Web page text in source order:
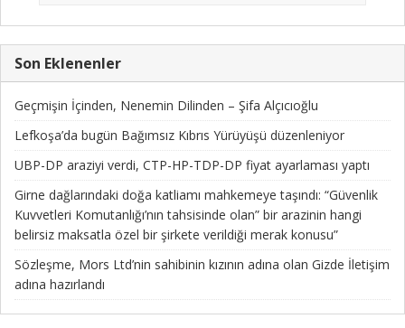
Son Eklenenler
Geçmişin İçinden, Nenemin Dilinden – Şifa Alçıcıoğlu
Lefkoşa’da bugün Bağımsız Kıbrıs Yürüyüşü düzenleniyor
UBP-DP araziyi verdi, CTP-HP-TDP-DP fiyat ayarlaması yaptı
Girne dağlarındaki doğa katliamı mahkemeye taşındı: “Güvenlik
Kuvvetleri Komutanlığı’nın tahsisinde olan” bir arazinin hangi
belirsiz maksatla özel bir şirkete verildiği merak konusu”
Sözleşme, Mors Ltd’nin sahibinin kızının adına olan Gizde İletişim
adına hazırlandı